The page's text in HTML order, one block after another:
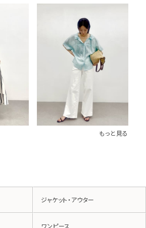
もっと見る
ジャケット・アウター
ワンピース